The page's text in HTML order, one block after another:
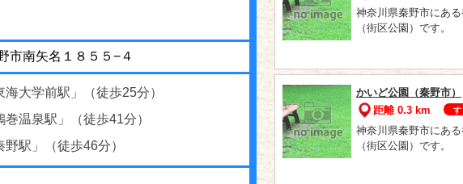
市南矢名１８５５−４
大学前駅」（徒歩25分）
温泉駅」（徒歩41分）
駅」（徒歩46分）
神奈川県秦野市にある
（街区公園）です。
かいど公園（秦野市）
距離 0.3 km
す
神奈川県秦野市にある
（街区公園）です。